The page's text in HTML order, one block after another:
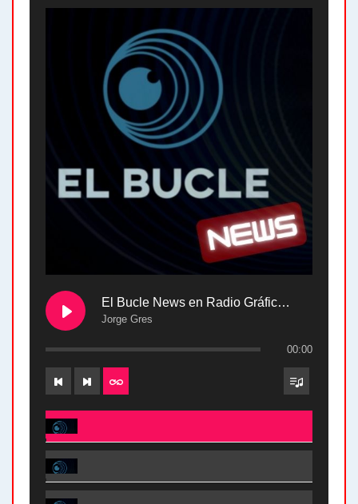
El Bucle News en Radio Gráfica. Bloque 2 . 28.04.24
Jorge Gres
00:00
El Bucle News en Radio Gráfica. Bloque 2 . 28.04.24 - Jorge Gres
El Bucle News en Radio Gráfica. Bloque 1 . 28.04.24 - Jorge Gres